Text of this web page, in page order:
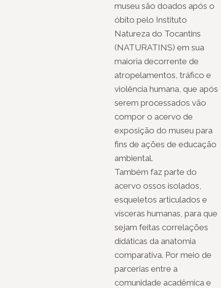
museu são doados após o
óbito pelo Instituto
Natureza do Tocantins
(NATURATINS) em sua
maioria decorrente de
atropelamentos, tráfico e
violência humana, que após
serem processados vão
compor o acervo de
exposição do museu para
fins de ações de educação
ambiental.
Também faz parte do
acervo ossos isolados,
esqueletos articulados e
vísceras humanas, para que
sejam feitas correlações
didáticas da anatomia
comparativa. Por meio de
parcerias entre a
comunidade acadêmica e